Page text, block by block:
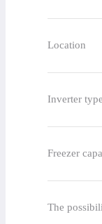
Location
Inverter
Freezer
The